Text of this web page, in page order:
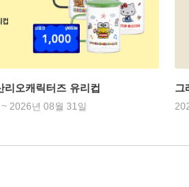
오캐릭터즈 유리컵
2026년 08월 31일
그